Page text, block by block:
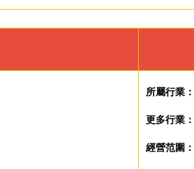
所屬行業：
更多行業：
經營范圍：